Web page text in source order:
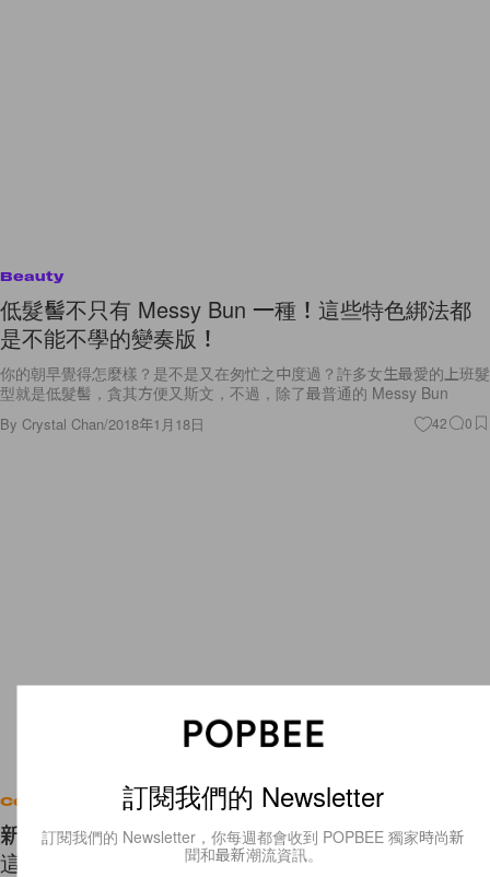
Beauty
低髮髻不只有 Messy Bun 一種！這些特色綁法都
是不能不學的變奏版！
你的朝早覺得怎麼樣？是不是又在匆忙之中度過？許多女生最愛的上班髮
型就是低髮髻，貪其方便又斯文，不過，除了最普通的 Messy Bun
By Crystal Chan/2018年1月18日 42 0
Celebrities
新鮮情爐的小情侶！Millie Bobby Brown 被爆正和
這位 15 歲年輕歌手交往中！
訂閱我們的 Newsletter
訂閱我們的 Newsletter，你每週都會收到 POPBEE 獨家時尚新
聞和最新潮流資訊。